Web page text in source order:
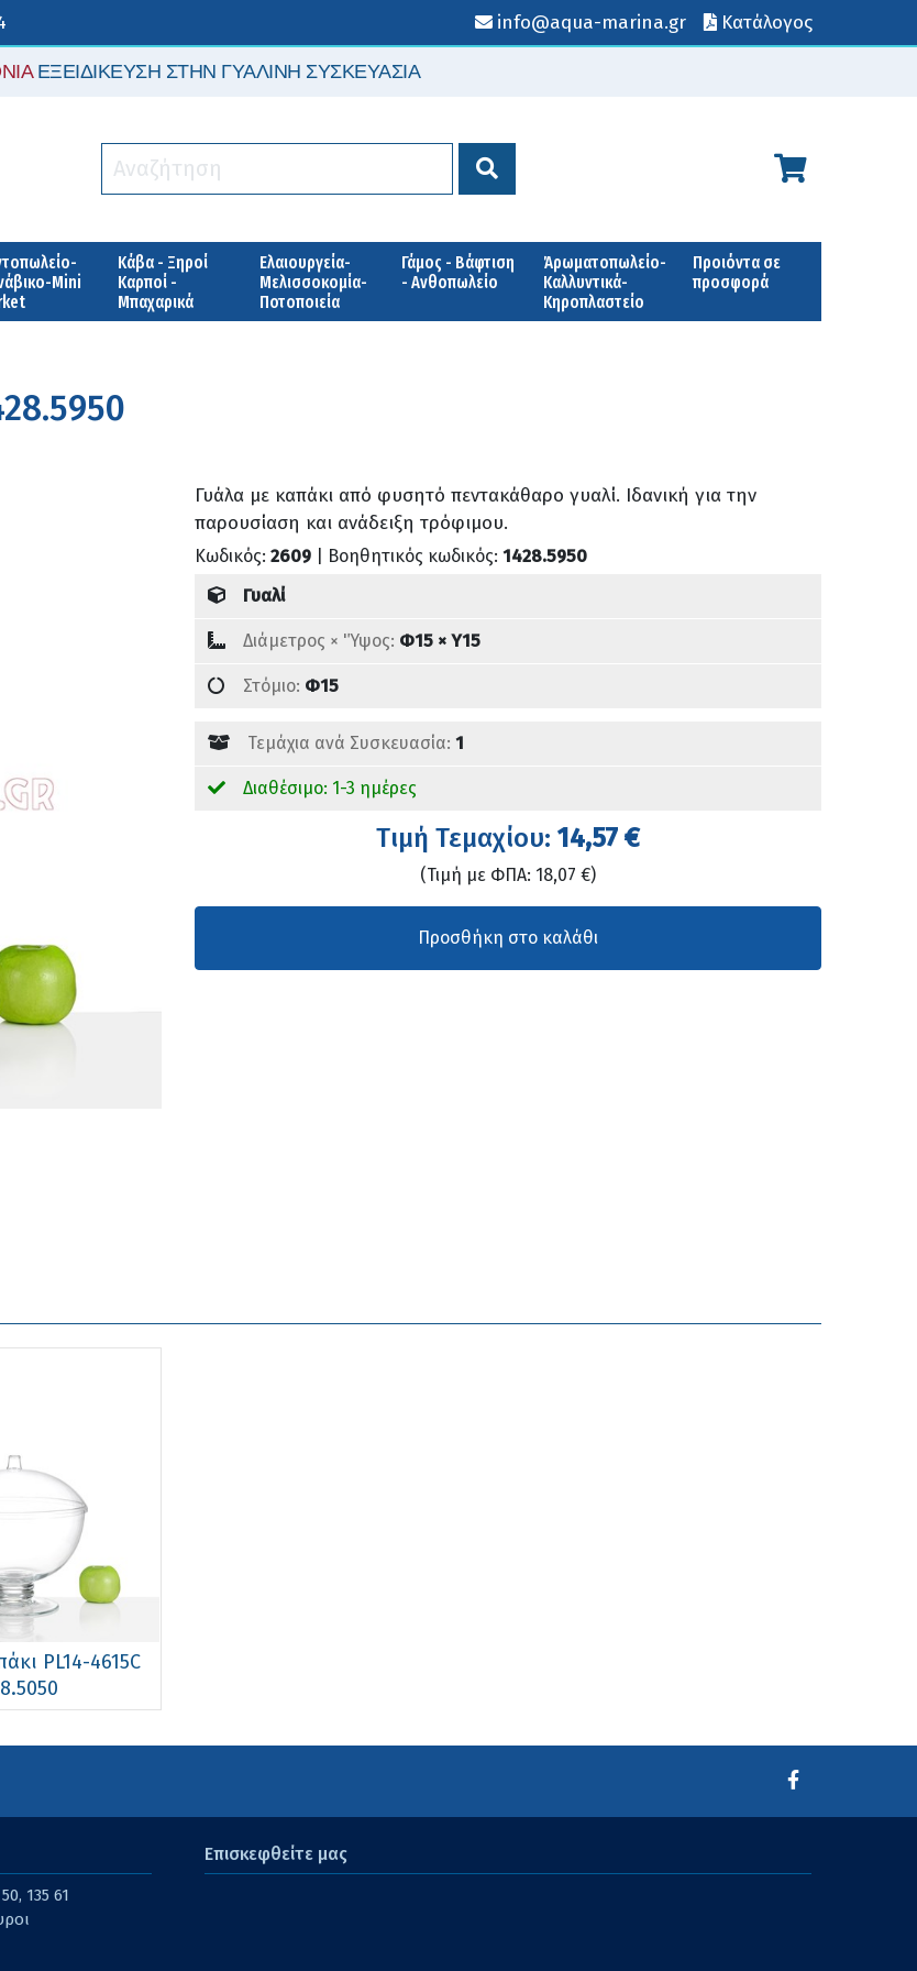
info@aqua-marina.gr Κατάλογος
ΕΞΕΙΔΙΚΕΥΣΗ ΣΤΗΝ ΓΥΑΛΙΝΗ ΣΥΣΚΕΥΑΣΙΑ
Mini
Κάβα - Ξηροί
Καρποί -
Μπαχαρικά
Ελαιουργεία-
Μελισσοκομία-
Ποτοποιεία
Γάμος - Βάφτιση
- Ανθοπωλείο
Άρωματοπωλείο-
Καλλυντικά-
Κηροπλαστείο
Προιόντα σε
προσφορά
Γυάλα με καπάκι από φυσητό πεντακάθαρο γυαλί. Ιδανική για την
παρουσίαση και ανάδειξη τρόφιμου.
Κωδικός: 2609 | Βοηθητικός κωδικός: 1428.5950
Γυαλί
Διάμετρος × 'Ύψος: Φ15 × Υ15
Στόμιο: Φ15
Τεμάχια ανά Συσκευασία: 1
Διαθέσιμο: 1-3 ημέρες
Tιμή Τεμαχίου: 14,57 €
(Τιμή με ΦΠΑ: 18,07 €)
PL14-4615C
135 61
Επισκεφθείτε μας